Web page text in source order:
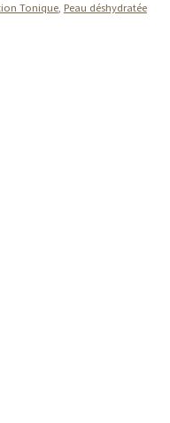
Tonique, Peau déshydratée